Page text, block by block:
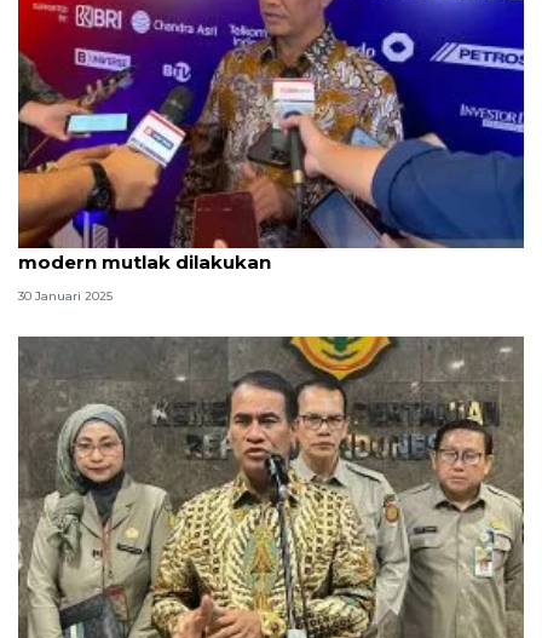
Mentan: Transformasi pertanian tradisional ke
modern mutlak dilakukan
30 Januari 2025